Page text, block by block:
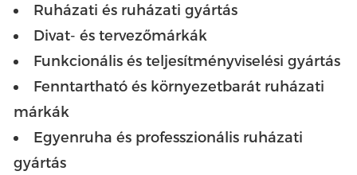
Ruházati és ruházati gyártás
Divat- és tervezőmárkák
Funkcionális és teljesítményviselési gyártás
Fenntartható és környezetbarát ruházati
márkák
Egyenruha és professzionális ruházati
gyártás